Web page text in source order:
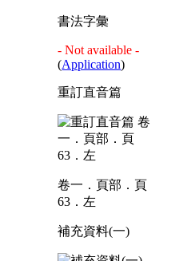
書法字彙
- Not available -
(Application)
重訂直音篇
卷一．頁部．頁
63．左
補充資料(一)